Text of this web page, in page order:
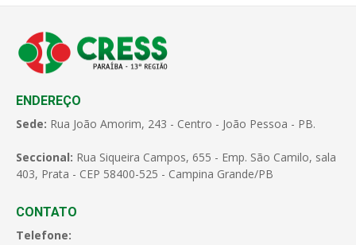
ENDEREÇO
Sede: Rua João Amorim, 243 - Centro - João Pessoa - PB.
Seccional: Rua Siqueira Campos, 655 - Emp. São Camilo, sala
403, Prata - CEP 58400-525 - Campina Grande/PB
CONTATO
Telefone: